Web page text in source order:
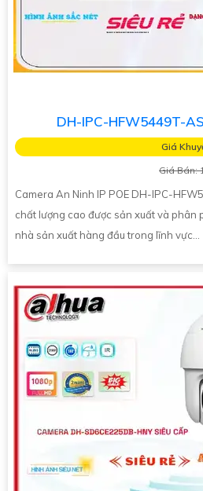
DH-IPC-HFW5449T-
Giá
Giá Bán:
Camera An Ninh IP POE DH-IPC-
chất lượng cao được sản xuất và
nhà sản xuất hàng đầu trong lĩnh vực...